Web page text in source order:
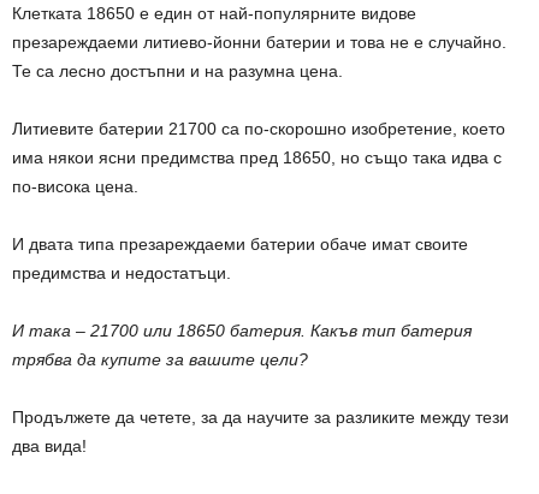
Клетката 18650 е един от най-популярните видове
презареждаеми литиево-йонни батерии и това не е случайно.
Те са лесно достъпни и на разумна цена.
Литиевите батерии 21700 са по-скорошно изобретение, което
има някои ясни предимства пред 18650, но също така идва с
по-висока цена.
И двата типа презареждаеми батерии обаче имат своите
предимства и недостатъци.
И така – 21700 или 18650 батерия. Какъв тип батерия
трябва да купите за вашите цели?
Продължете да четете, за да научите за разликите между тези
два вида!